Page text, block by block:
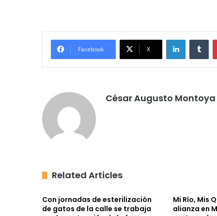
Facebook X
LinkedIn
César Augusto
Related Articles
Con jornadas de esterilización
de gatos de la calle se trabaja
Mi Río, Mis
alianza en